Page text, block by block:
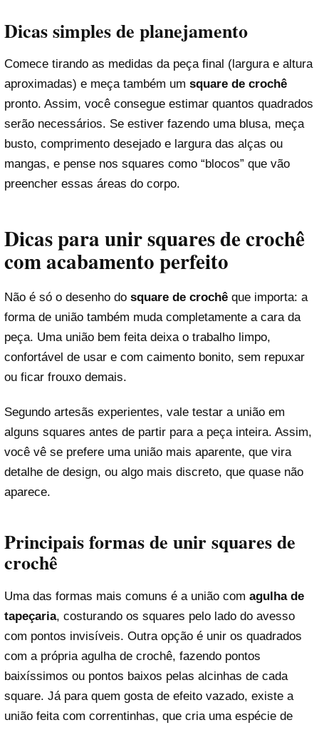
Dicas simples de planejamento
Comece tirando as medidas da peça final (largura e altura
aproximadas) e meça também um square de crochê
pronto. Assim, você consegue estimar quantos quadrados
serão necessários. Se estiver fazendo uma blusa, meça
busto, comprimento desejado e largura das alças ou
mangas, e pense nos squares como “blocos” que vão
preencher essas áreas do corpo.
Dicas para unirsquares de crochê
com acabamento perfeito
Não é só o desenho do square de crochê que importa: a
forma de união também muda completamente a cara da
peça. Uma união bem feita deixa o trabalho limpo,
confortável de usar e com caimento bonito, sem repuxar
ou ficar frouxo demais.
Segundo artesãs experientes, vale testar a união em
alguns squares antes de partir para a peça inteira. Assim,
você vê se prefere uma união mais aparente, que vira
detalhe de design, ou algo mais discreto, que quase não
aparece.
Principais formas de unirsquares de
crochê
Uma das formas mais comuns é a união com agulha de
tapeçaria, costurando os squares pelo lado do avesso
com pontos invisíveis. Outra opção é unir os quadrados
com a própria agulha de crochê, fazendo pontos
baixíssimos ou pontos baixos pelas alcinhas de cada
square. Já para quem gosta de efeito vazado, existe a
união feita com correntinhas, que cria uma espécie de